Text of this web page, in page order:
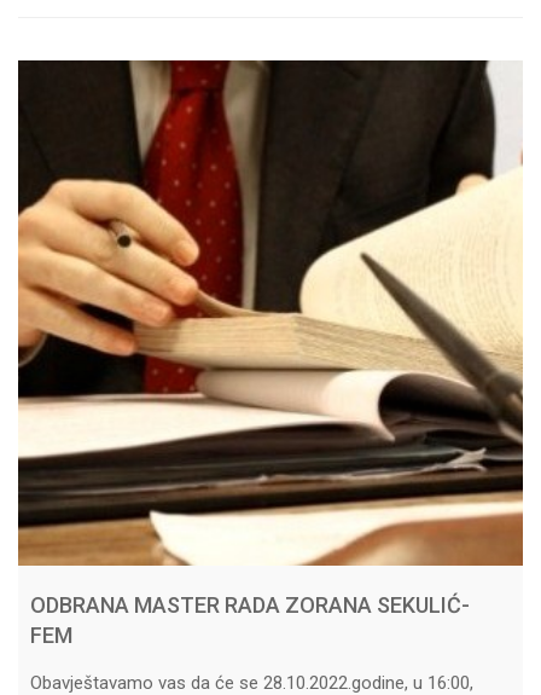
ODBRANA MASTER RADA ZORANA SEKULIĆ-
FEM
Obavještavamo vas da će se 28.10.2022.godine, u 16:00,